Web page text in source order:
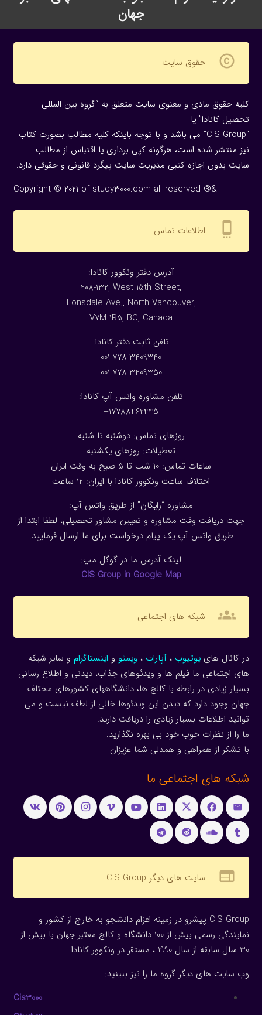
جهان
copyright حقوق سایت
کلیه حقوق مادی و معنوی سایت متعلق به “گروه بین المللی
تحصیل کانادا” یا
“CIS Group” می باشد و با توجه باینکه کلیه مطالب بصورت کتاب
نیز منتشر شده است، هرگونه كپی برداری یا اقتباس از مطالب
سایت بدون اجازه كتبی مدیریت سایت پیگرد قانونی و حقوقی دارد.
Copyright © 2021 of study3000.com all reserved ®&
settings_cell اطلاعات تماس
:آدرس دفتر ونکوور کانادا
208-132, West 15th Street,
Lonsdale Ave., North Vancouver,
V7M 1R5, BC, Canada
:تلفن ثابت دفتر کانادا
001-778-3409340
001-778-3409350
تلفن مشاوره واتس آپ کانادا:
17788462445+
روزهای تماس: دوشنبه تا شنبه
تعطیلات: روزهای یکشنبه
ساعات تماس: 10 شب تا 5 صبح به وقت ایران
اختلاف ساعت ونکوور کانادا با ایران: 1 2 ساعت
مشاوره “رایگان” از طریق واتس آپ:
جهت دریافت وقت مشاوره و تعیین مشاور تحصیلی، لطفا ابتدا از
طریق واتس آپ یک پیام درخواست برای ما ارسال فرمایید.
لینک آدرس ما در گوگل مپ:
CIS Group in Google Map
groups شبکه های اجتماعی
در کانال هاییوتیوب ، آپارات ، ویمئو و اینستاگرام و سایر شبکه
های اجتماعی ما فیلم ها و ویدئوهای جذاب، دیدنی و اطلاع رسانی
بسیار زیادی در رابطه با کالج ها، دانشگاههای کشورهای مختلف
جهان وجود دارد که دیدن این ویدئوها خالی از لطف نیست و می
توانید اطلاعات بسیار زیادی را دریافت دارید.
ما را از نظرات خوب خود بی بهره نگذارید.
با تشکر از همراهی و همدلی شما عزیزان
شبکه های اجتماعی ما
web سایت های دیگر CIS Group
CIS Group پیشرو در زمینه اعزام دانشجو به خارج از کشور و
نمایندگی رسمی بیش از 100 دانشگاه و کالج معتبر جهان با بیش از
30 سال سابقه از سال 1990 ، مستقر در ونکوور کانادا
وب سایت های دیگر گروه ما را نیز ببینید:
Cis3000